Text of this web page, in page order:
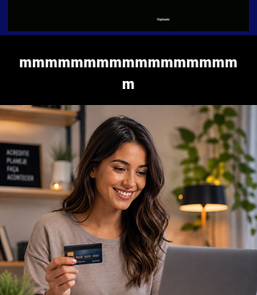
mmmmmmmmmmmmmmmmm
m